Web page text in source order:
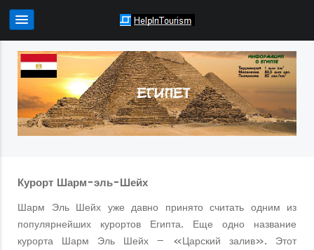
Курорт Шарм-эль-Шейх
Шарм Эль Шейх уже давно принято считать одним из
популярнейших курортов Египта. Еще одно название
курорта Шарм Эль Шейх – «Царский залив». Этот